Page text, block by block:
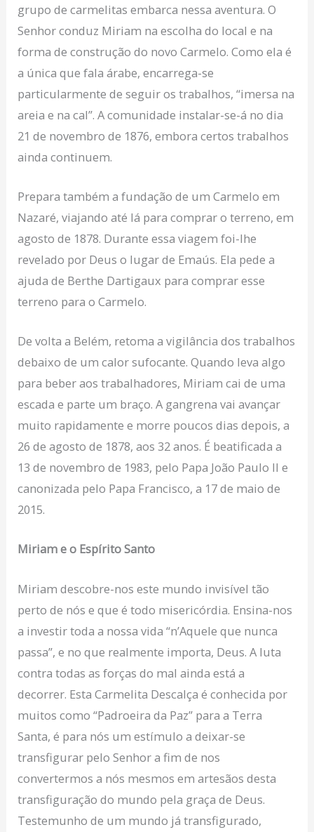
grupo de carmelitas embarca nessa aventura. O
Senhor conduz Miriam na escolha do local e na
forma de construção do novo Carmelo. Como ela é
a única que fala árabe, encarrega-se
particularmente de seguir os trabalhos, “imersa na
areia e na cal”. A comunidade instalar-se-á no dia
21 de novembro de 1876, embora certos trabalhos
ainda continuem.
Prepara também a fundação de um Carmelo em
Nazaré, viajando até lá para comprar o terreno, em
agosto de 1878. Durante essa viagem foi-lhe
revelado por Deus o lugar de Emaús. Ela pede a
ajuda de Berthe Dartigaux para comprar esse
terreno para o Carmelo.
De volta a Belém, retoma a vigilância dos trabalhos
debaixo de um calor sufocante. Quando leva algo
para beber aos trabalhadores, Miriam cai de uma
escada e parte um braço. A gangrena vai avançar
muito rapidamente e morre poucos dias depois, a
26 de agosto de 1878, aos 32 anos. É beatificada a
13 de novembro de 1983, pelo Papa João Paulo II e
canonizada pelo Papa Francisco, a 17 de maio de
2015.
Miriam e o Espírito Santo
Miriam descobre-nos este mundo invisível tão
perto de nós e que é todo misericórdia. Ensina-nos
a investir toda a nossa vida “n’Aquele que nunca
passa”, e no que realmente importa, Deus. A luta
contra todas as forças do mal ainda está a
decorrer. Esta Carmelita Descalça é conhecida por
muitos como “Padroeira da Paz” para a Terra
Santa, é para nós um estímulo a deixar-se
transfigurar pelo Senhor a fim de nos
convertermos a nós mesmos em artesãos desta
transfiguração do mundo pela graça de Deus.
Testemunho de um mundo já transfigurado,